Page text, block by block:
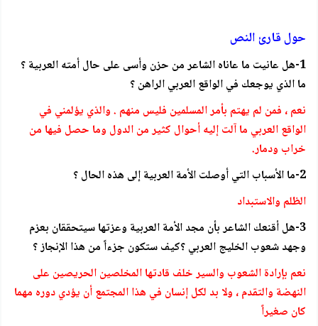
حول قارئ النص
1-هل عانيت ما عاناه الشاعر من حزن وأسى على حال أمته العربية ؟
ما الذي يوجعك في الواقع العربي الراهن ؟
نعم ، فمن لم يهتم بأمر المسلمين فليس منهم . والذي يؤلمني في
الواقع العربي ما آلت إليه أحوال كثير من الدول وما حصل فيها من
خراب ودمار.
2-ما الأسباب التي أوصلت الأمة العربية إلى هذه الحال ؟
الظلم والاستبداد
3-هل أقنعك الشاعر بأن مجد الأمة العربية وعزتها سيتحققان بعزم
وجهد شعوب الخليج العربي ؟كيف ستكون جزءاً من هذا الإنجاز ؟
نعم بإرادة الشعوب والسير خلف قادتها المخلصين الحريصين على
النهضة والتقدم ، ولا بد لكل إنسان في هذا المجتمع أن يؤدي دوره مهما
كان صغيراً